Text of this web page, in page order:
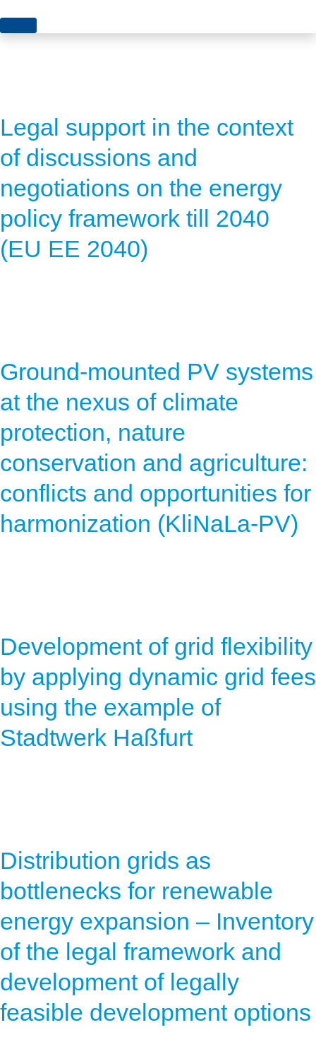
Topics
Electricity production
Energy storage
Europe
Fundamental questions
Grids
Sector coupling
Portrait of the foundation
Team
Legal support in the context
of discussions and
negotiations on the energy
policy framework till 2040
(EU EE 2040)
Ground-mounted PV systems
at the nexus of climate
protection, nature
conservation and agriculture:
conflicts and opportunities for
harmonization (KliNaLa-PV)
Development of grid flexibility
by applying dynamic grid fees
using the example of
Stadtwerk Haßfurt
Distribution grids as
bottlenecks for renewable
energy expansion – Inventory
of the legal framework and
development of legally
feasible development options